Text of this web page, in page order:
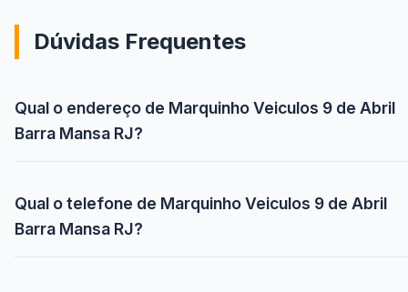
Dúvidas Frequentes
Qual o endereço de Marquinho Veiculos 9 de Abril
Barra Mansa RJ?
Qual o telefone de Marquinho Veiculos 9 de Abril
Barra Mansa RJ?